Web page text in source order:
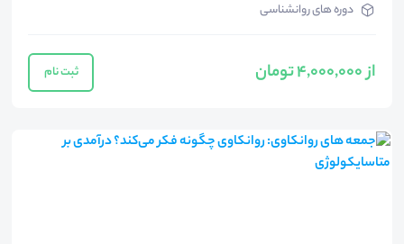
دوره های روانشناسی
از 4,000,000 تومان ثبت نام